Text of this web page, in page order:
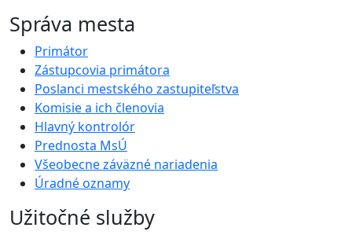
Správa mesta
Primátor
Zástupcovia primátora
Poslanci mestského zastupiteľstva
Komisie a ich členovia
Hlavný kontrolór
Prednosta MsÚ
Všeobecne záväzné nariadenia
Úradné oznamy
Užitočné služby